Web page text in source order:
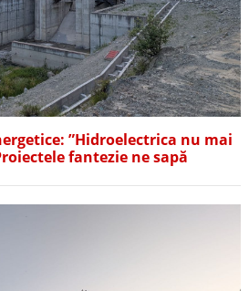
”Hidroelectrica nu mai
fantezie ne sapă